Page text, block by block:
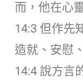
而，他在心
14:3 但作先
造就、安慰
14:4 說方言